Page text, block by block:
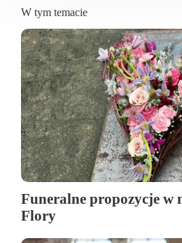
W tym temacie
Funeralne propozycje w
Flory